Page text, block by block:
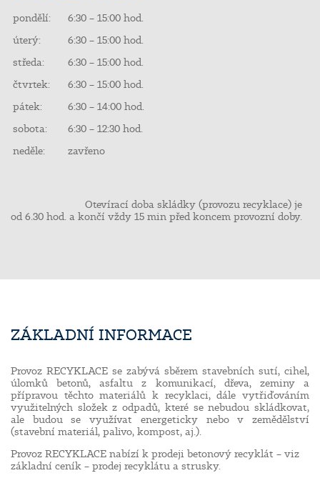
pondělí:
6:30 – 15:00 hod.
úterý:
6:30 – 15:00 hod.
středa:
6:30 – 15:00 hod.
čtvrtek:
6:30 – 15:00 hod.
pátek:
6:30 – 14:00 hod.
sobota:
6:30 – 12:30 hod.
neděle:
zavřeno
Otevírací doba skládky (provozu recyklace) je
od 6.30 hod. a končí vždy 15 min před koncem provozní doby.
ZÁKLADNÍ INFORMACE
Provoz RECYKLACE se zabývá sběrem stavebních sutí, cihel,
úlomků betonů, asfaltu z komunikací, dřeva, zeminy a
přípravou těchto materiálů k recyklaci, dále vytřiďováním
využitelných složek z odpadů, které se nebudou skládkovat,
ale budou se využívat energeticky nebo v zemědělství
(stavební materiál, palivo, kompost, aj.).
Provoz RECYKLACE nabízí k prodeji betonový recyklát – viz
základní ceník – prodej recyklátu a strusky.